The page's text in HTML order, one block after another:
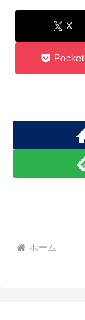
X
Pocket
ホーム